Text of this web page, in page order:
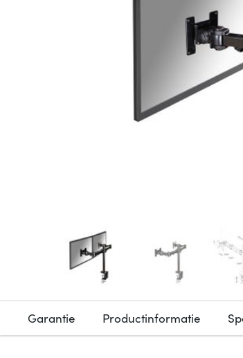
Garantie Productinformatie